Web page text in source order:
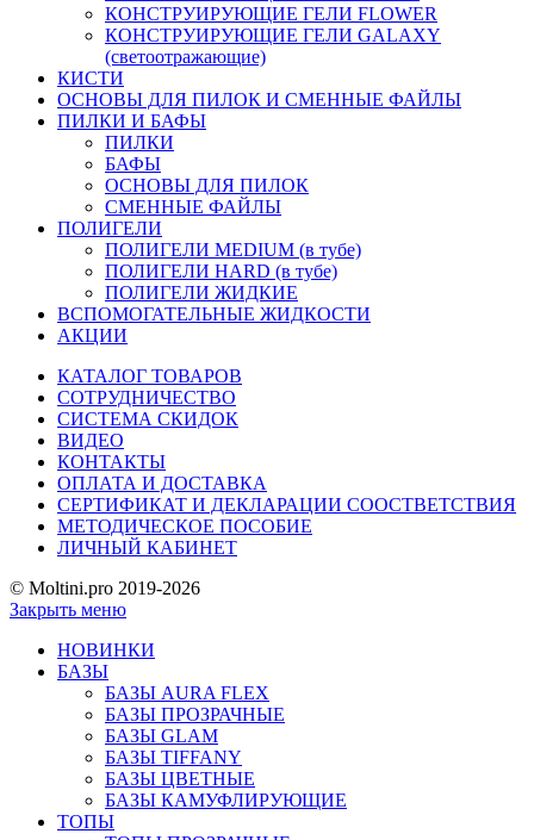
КОНСТРУИРУЮЩИЕ ГЕЛИ FLOWER
КОНСТРУИРУЮЩИЕ ГЕЛИ GALAXY
(светоотражающие)
КИСТИ
ОСНОВЫ ДЛЯ ПИЛОК И СМЕННЫЕ ФАЙЛЫ
ПИЛКИ И БАФЫ
ПИЛКИ
БАФЫ
ОСНОВЫ ДЛЯ ПИЛОК
СМЕННЫЕ ФАЙЛЫ
ПОЛИГЕЛИ
ПОЛИГЕЛИ MEDIUM (в тубе)
ПОЛИГЕЛИ HARD (в тубе)
ПОЛИГЕЛИ ЖИДКИЕ
ВСПОМОГАТЕЛЬНЫЕ ЖИДКОСТИ
АКЦИИ
КАТАЛОГ ТОВАРОВ
СОТРУДНИЧЕСТВО
СИСТЕМА СКИДОК
ВИДЕО
КОНТАКТЫ
ОПЛАТА И ДОСТАВКА
СЕРТИФИКАТ И ДЕКЛАРАЦИИ СООСТВЕТСТВИЯ
МЕТОДИЧЕСКОЕ ПОСОБИЕ
ЛИЧНЫЙ КАБИНЕТ
© Moltini.pro 2019-2026
Закрыть меню
НОВИНКИ
БАЗЫ
БАЗЫ AURA FLEX
БАЗЫ ПРОЗРАЧНЫЕ
БАЗЫ GLAM
БАЗЫ TIFFANY
БАЗЫ ЦВЕТНЫЕ
БАЗЫ КАМУФЛИРУЮЩИЕ
ТОПЫ